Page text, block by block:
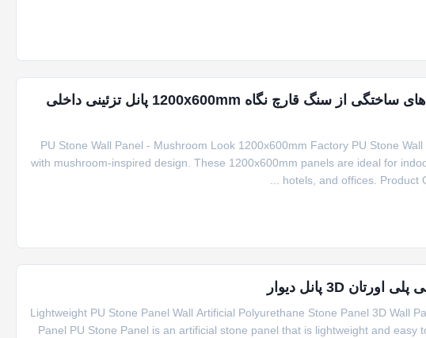
فابریکه پانل دیواری از سنگ پویا پانل های ساختگی از سنگ قارچ نگاه 1200x600mm پانل تزئینی داخلی
PU Stone Wall Panel - Mushroom Look 1200x600mm Factory PU Stone
with mushroom-inspired design. These 1200x600mm panels are ideal for
hotels, and offices. Product
Lightweight PU Stone Panel Wall Artificial Polyurethane Stone Panel 3D Wall
Panel PU Stone Panel is an artificial stone panel that is lightweight and easy